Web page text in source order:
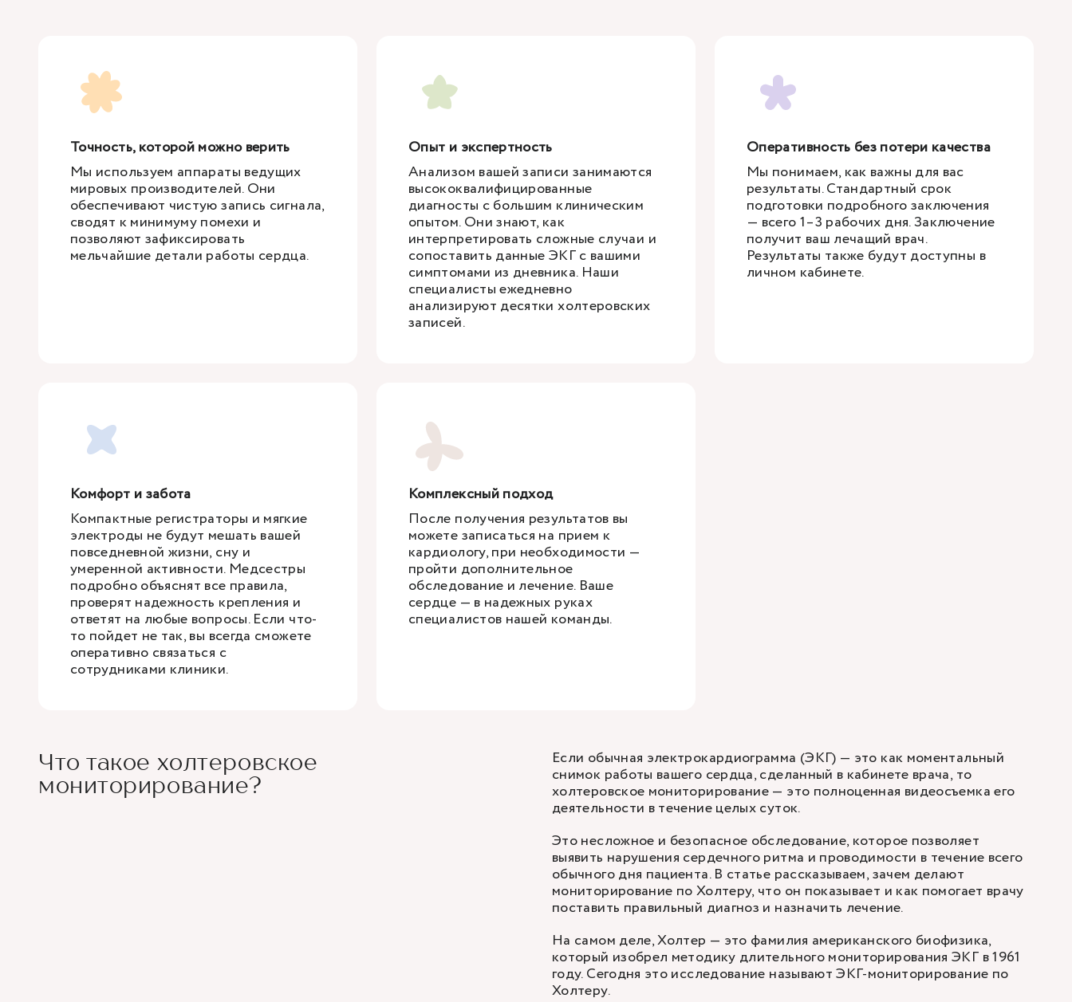
Точность, которой можно верить
Мы используем аппараты ведущих
мировых производителей. Они
обеспечивают чистую запись сигнала,
сводят к минимуму помехи и
позволяют зафиксировать
мельчайшие детали работы сердца.
Опыт и экспертность
Анализом вашей записи занимаются
высококвалифицированные
диагносты с большим клиническим
опытом. Они знают, как
интерпретировать сложные случаи и
сопоставить данные ЭКГ с вашими
симптомами из дневника. Наши
специалисты ежедневно
анализируют десятки холтеровских
записей.
Оперативность без потери качества
Мы понимаем, как важны для вас
результаты. Стандартный срок
подготовки подробного заключения
— всего 1–3 рабочих дня. Заключение
получит ваш лечащий врач.
Результаты также будут доступны в
личном кабинете.
Комфорт и забота
Компактные регистраторы и мягкие
электроды не будут мешать вашей
повседневной жизни, сну и
умеренной активности. Медсестры
подробно объяснят все правила,
проверят надежность крепления и
ответят на любые вопросы. Если что-
то пойдет не так, вы всегда сможете
оперативно связаться с
сотрудниками клиники.
Комплексный подход
После получения результатов вы
можете записаться на прием к
кардиологу, при необходимости —
пройти дополнительное
обследование и лечение. Ваше
сердце — в надежных руках
специалистов нашей команды.
Что такое холтеровское
мониторирование?
Если обычная электрокардиограмма (ЭКГ) — это как моментальный
снимок работы вашего сердца, сделанный в кабинете врача, то
холтеровское мониторирование — это полноценная видеосъемка его
деятельности в течение целых суток.
Это несложное и безопасное обследование, которое позволяет
выявить нарушения сердечного ритма и проводимости в течение всего
обычного дня пациента. В статье рассказываем, зачем делают
мониторирование по Холтеру, что он показывает и как помогает врачу
поставить правильный диагноз и назначить лечение.
На самом деле, Холтер — это фамилия американского биофизика,
который изобрел методику длительного мониторирования ЭКГ в 1961
году. Сегодня это исследование называют ЭКГ-мониторирование по
Холтеру.